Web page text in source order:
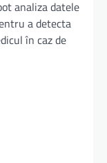
analiza datele
a detecta
în caz de